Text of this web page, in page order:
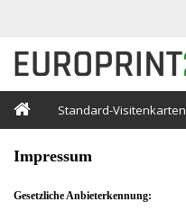
Standard-Visitenkarten
Impressum
Gesetzliche Anbieterkennung: